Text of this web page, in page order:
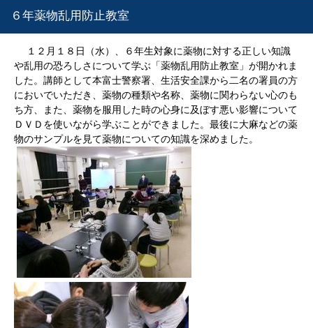
６年薬物乱用防止教室
１２月１８日（水）、６年生対象に薬物に対する正しい知識
や乱用の恐ろしさについて学ぶ「薬物乱用防止教室」が開かれま
した。講師として本富士警察署、生活安全課から二名の署員の方
においでいただき、薬物の種類や名称、薬物に関わらない心のも
ち方、また、薬物を服用した時の心身に及ぼす悪い影響について
ＤＶＤを使いながら学ぶことができました。最後に大麻などの薬
物のサンプルを見て薬物についての知識を深めました。